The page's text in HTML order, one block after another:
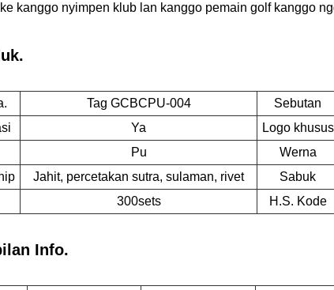
kanggo nyimpen klub lan kanggo pemain golf kanggo
Tag GCBCPU-004 Sebutan
Ya Logo khusus
Pu Werna
Jahit, percetakan sutra, sulaman, rivet Sabuk
300sets H.S. Kode
Info.